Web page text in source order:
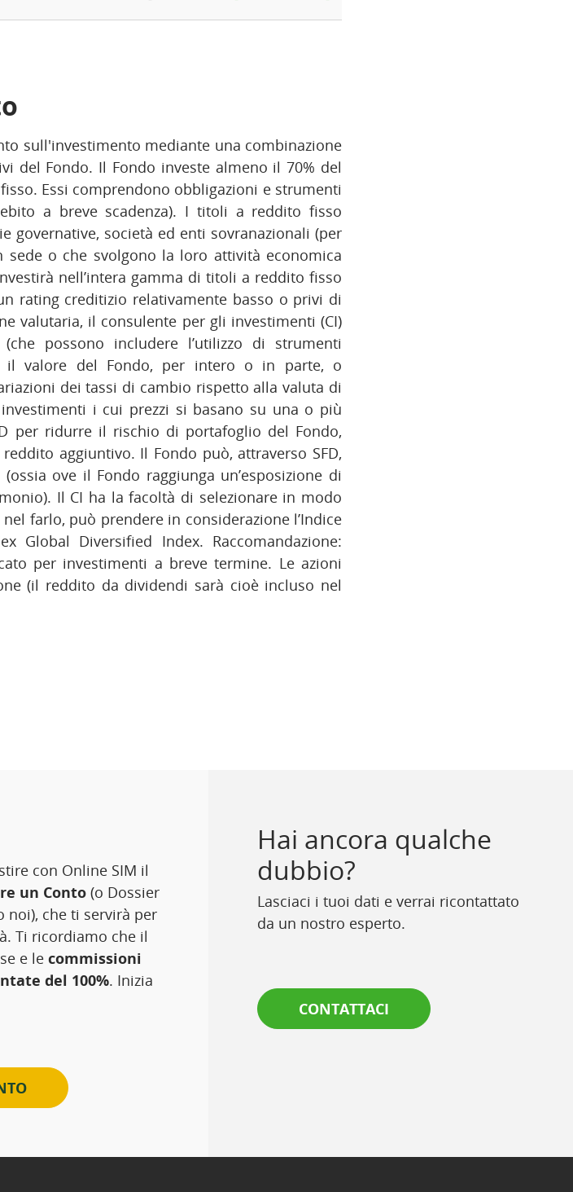
sull'investimento mediante una combinazione
del Fondo. Il Fondo investe almeno il 70% del
Essi comprendono obbligazioni e strumenti
a breve scadenza). I titoli a reddito fisso
governative, società ed enti sovranazionali (per
sede o che svolgono la loro attività economica
nell’intera gamma di titoli a reddito fisso
rating creditizio relativamente basso o privi di
valutaria, il consulente per gli investimenti (CI)
possono includere l’utilizzo di strumenti
il valore del Fondo, per intero o in parte, o
dei tassi di cambio rispetto alla valuta di
i cui prezzi si basano su una o più
per ridurre il rischio di portafoglio del Fondo,
aggiuntivo. Il Fondo può, attraverso SFD,
ove il Fondo raggiunga un’esposizione di
Il CI ha la facoltà di selezionare in modo
farlo, può prendere in considerazione l’Indice
Global Diversified Index. Raccomandazione:
per investimenti a breve termine. Le azioni
(il reddito da dividendi sarà cioè incluso nel
con Online SIM il
un Conto (o Dossier
noi), che ti servirà per
Ti ricordiamo che il
e le commissioni
del 100%. Inizia
Hai ancora qualche
dubbio?
Lasciaci i tuoi dati e verrai ricontattato
da un nostro esperto.
CONTATTACI